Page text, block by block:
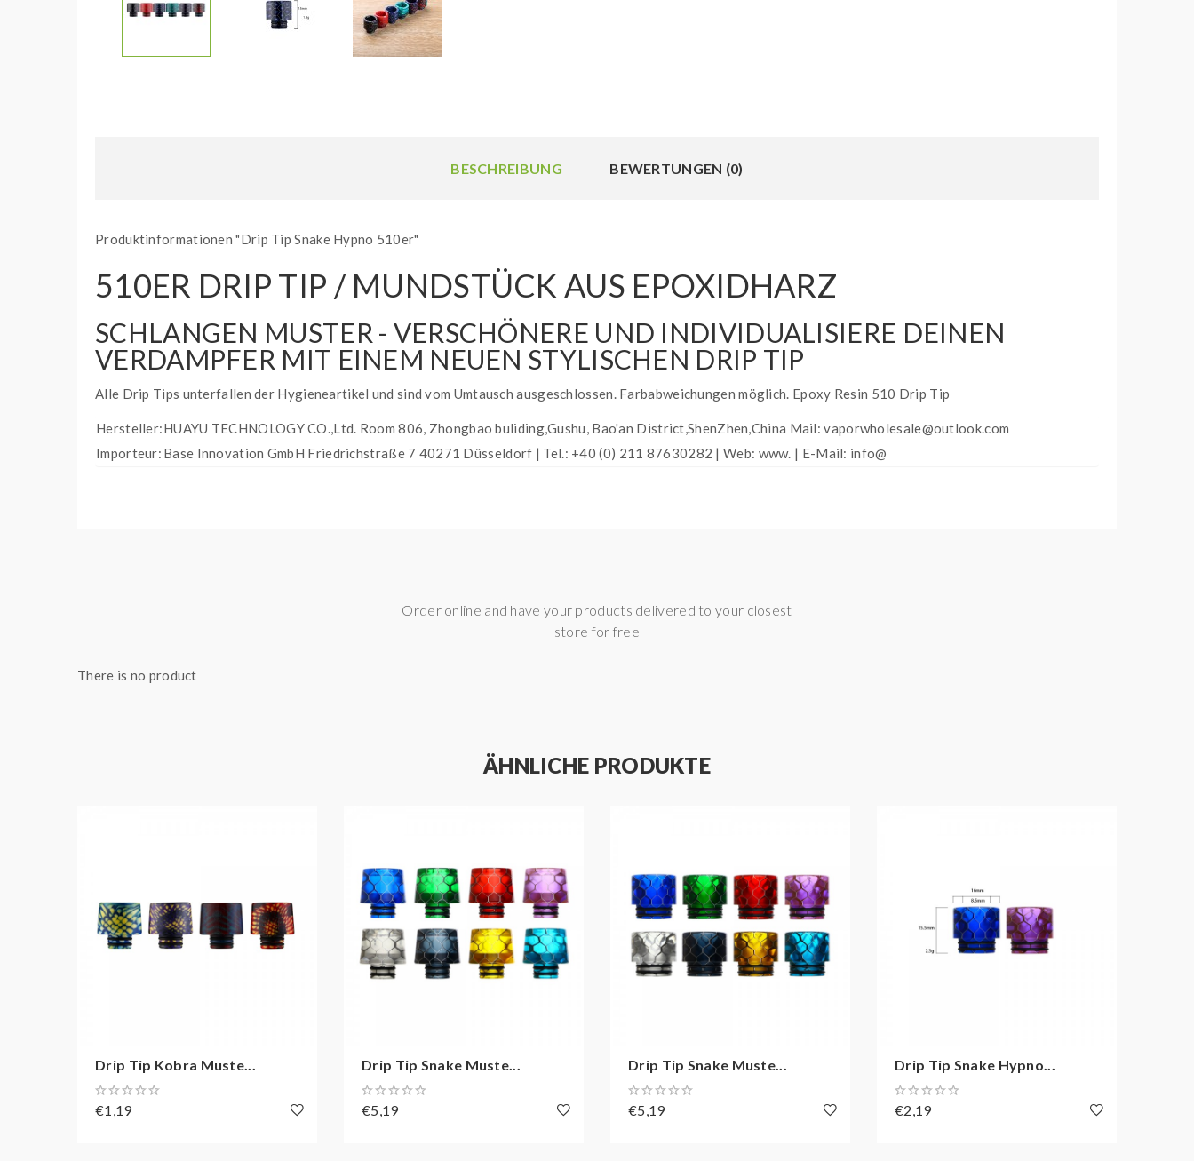
BESCHREIBUNG BEWERTUNGEN (0)
Produktinformationen "Drip Tip Snake Hypno 510er"
510ER DRIP TIP / MUNDSTÜCK AUS EPOXIDHARZ
SCHLANGEN MUSTER - VERSCHÖNERE UND INDIVIDUALISIERE DEINEN
VERDAMPFER MIT EINEM NEUEN STYLISCHEN DRIP TIP
Alle Drip Tips unterfallen der Hygieneartikel und sind vom Umtausch ausgeschlossen. Farbabweichungen möglich. Epoxy Resin 510 Drip Tip
Hersteller:HUAYU TECHNOLOGY CO.,Ltd. Room 806, Zhongbao buliding,Gushu, Bao'an District,ShenZhen,China Mail: vaporwholesale@outlook.com
Importeur: Base Innovation GmbH Friedrichstraße 7 40271 Düsseldorf | Tel.: +40 (0) 211 87630282 | Web: www. | E-Mail: info@
Order online and have your products delivered to your closest
store for free
There is no product
ÄHNLICHE PRODUKTE
Drip Tip Kobra Muste...
€1,19
Drip Tip Snake Muste...
€5,19
Drip Tip Snake Muste...
€5,19
Drip Tip Snake Hypno...
€2,19